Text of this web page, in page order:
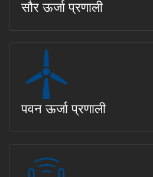
सौर ऊर्जा प्रणाली
पवन ऊर्जा प्रणाली